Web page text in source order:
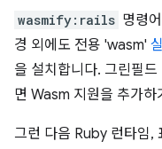
wasmify:rails 명령
경 외에도 전용 'wasm'
을 설치합니다. 그린필
면 Wasm 지원을 추가하
그런 다음 Ruby 런타임,